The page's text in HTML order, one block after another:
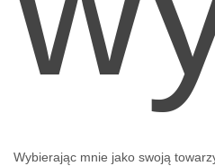
Wybierając mnie jako swoją